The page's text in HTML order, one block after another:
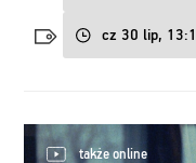
cz 30 lip,
także online